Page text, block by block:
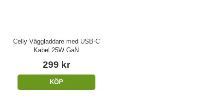
Celly Väggladdare med USB-C
Kabel 25W GaN
299 kr
KÖP